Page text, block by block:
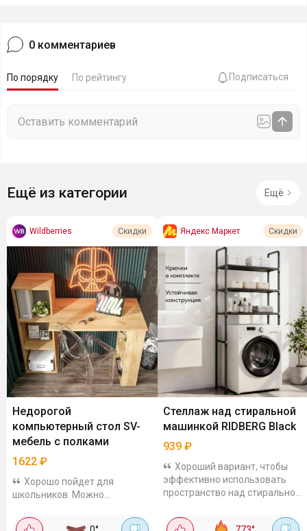
0 комментариев
По порядку По рейтингу Подписаться
Ещё из категории Ещё
Wildberries Скидки
Недорогой
компьютерный стол SV-
мебель с полками
1622 ₽
Хорошо пойдет для
школьников. Можно
или компьютерный. Сделан из
Яндекс Маркет Скидки
Стеллаж над стиральной
машинкой RIDBERG Black
939 ₽
Хороший вариант, чтобы
эффективно использовать
пространство над стиральной
полки, каркас выполнен из